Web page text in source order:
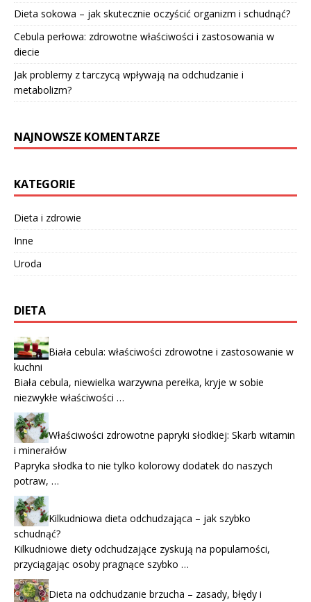
Dieta sokowa – jak skutecznie oczyścić organizm i schudnąć?
Cebula perłowa: zdrowotne właściwości i zastosowania w
diecie
Jak problemy z tarczycą wpływają na odchudzanie i
metabolizm?
NAJNOWSZE KOMENTARZE
KATEGORIE
Dieta i zdrowie
Inne
Uroda
DIETA
Biała cebula: właściwości zdrowotne i zastosowanie w
kuchni
Biała cebula, niewielka warzywna perełka, kryje w sobie
niezwykłe właściwości …
Właściwości zdrowotne papryki słodkiej: Skarb witamin
i minerałów
Papryka słodka to nie tylko kolorowy dodatek do naszych
potraw, …
Kilkudniowa dieta odchudzająca – jak szybko
schudnąć?
Kilkudniowe diety odchudzające zyskują na popularności,
przyciągając osoby pragnące szybko …
Dieta na odchudzanie brzucha – zasady, błędy i